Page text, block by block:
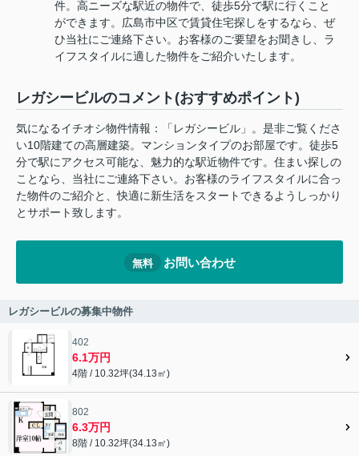
件。高ニーズな駅近の物件で、徒歩5分で駅に行くこと
ができます。広島市中区で賃貸住宅探しをするなら、ぜ
ひ当社にご連絡下さい。お客様のご要望をお聞きし、ラ
イフスタイルに適した物件をご紹介いたします。
レガシービルのコメント(おすすめポイント)
気になるイチオシ物件情報：「レガシービル」。是非ご覧くださ
い10階建ての高層建築。マンションタイプのお部屋です。徒歩5
分で駅にアクセス可能な、魅力的な駅近物件です。住まい探しの
ことなら、当社にご連絡下さい。お客様のライフスタイルに合っ
た物件のご紹介と、快適に新生活をスタートできるようしっかり
とサポート致します。
無料 お問い合わせ
レガシービルの募集中物件
402
6.1万円
4階 / 10.32坪(34.13㎡)
802
6.3万円
8階 / 10.32坪(34.13㎡)